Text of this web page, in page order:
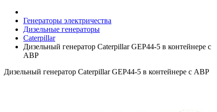
Генераторы электричества
Дизельные генераторы
Caterpillar
Дизельный генератор Caterpillar GEP44-5 в контейнере с
АВР
Дизельный генератор Caterpillar GEP44-5 в контейнере с АВР